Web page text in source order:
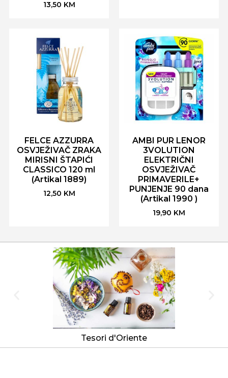
13,50 KM
FELCE AZZURRA
OSVJEŽIVAČ ZRAKA
MIRISNI ŠTAPIĆI
CLASSICO 120 ml
(Artikal 1889)
12,50 KM
AMBI PUR LENOR
3VOLUTION
ELEKTRIČNI
OSVJEŽIVAČ
PRIMAVERILE+
PUNJENJE 90 dana
(Artikal 1990 )
19,90 KM
Tesori d'Oriente